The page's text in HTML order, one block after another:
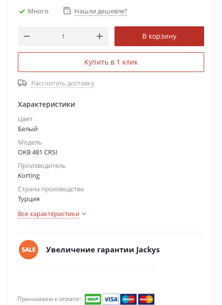
Много Нашли дешевле?
В корзину
Купить в 1 клик
Рассчитать доставку
Характеристики
Цвет
Белый
Модель
OKB 481 CRSI
Производитель
Korting
Страна производства
Турция
Все характеристики
Увеличение гарантии Jackys
Принимаем к оплате: